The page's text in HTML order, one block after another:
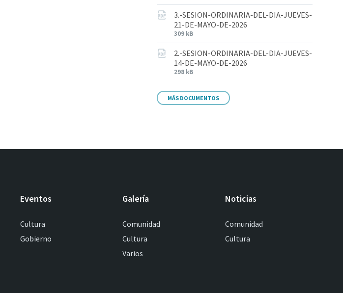
3.-SESION-ORDINARIA-DEL-DIA-JUEVES-
21-DE-MAYO-DE-2026
309 kB
2.-SESION-ORDINARIA-DEL-DIA-JUEVES-
14-DE-MAYO-DE-2026
298 kB
MÁS DOCUMENTOS
Eventos
Cultura
Gobierno
Galería
Comunidad
Cultura
Varios
Noticias
Comunidad
Cultura